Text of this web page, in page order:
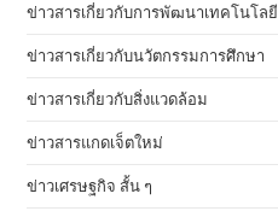
ข่าวสารเกี่ยวกับการพัฒนาเทคโนโลยี
ข่าวสารเกี่ยวกับนวัตกรรมการศึกษา
ข่าวสารเกี่ยวกับสิ่งแวดล้อม
ข่าวสารแกดเจ็ตใหม่
ข่าวเศรษฐกิจ สั้น ๆ